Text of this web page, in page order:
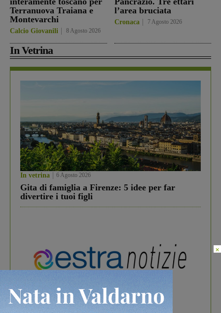
Terranuova Traiana e
Montevarchi
Calcio Giovanili 8 Agosto 2026
l’area bruciata
Cronaca 7 Agosto 2026
In Vetrina
In vetrina 6 Agosto 2026
Gita di famiglia a Firenze: 5 idee per far
divertire i tuoi figli
In vetrina 3 Agosto 2026
×